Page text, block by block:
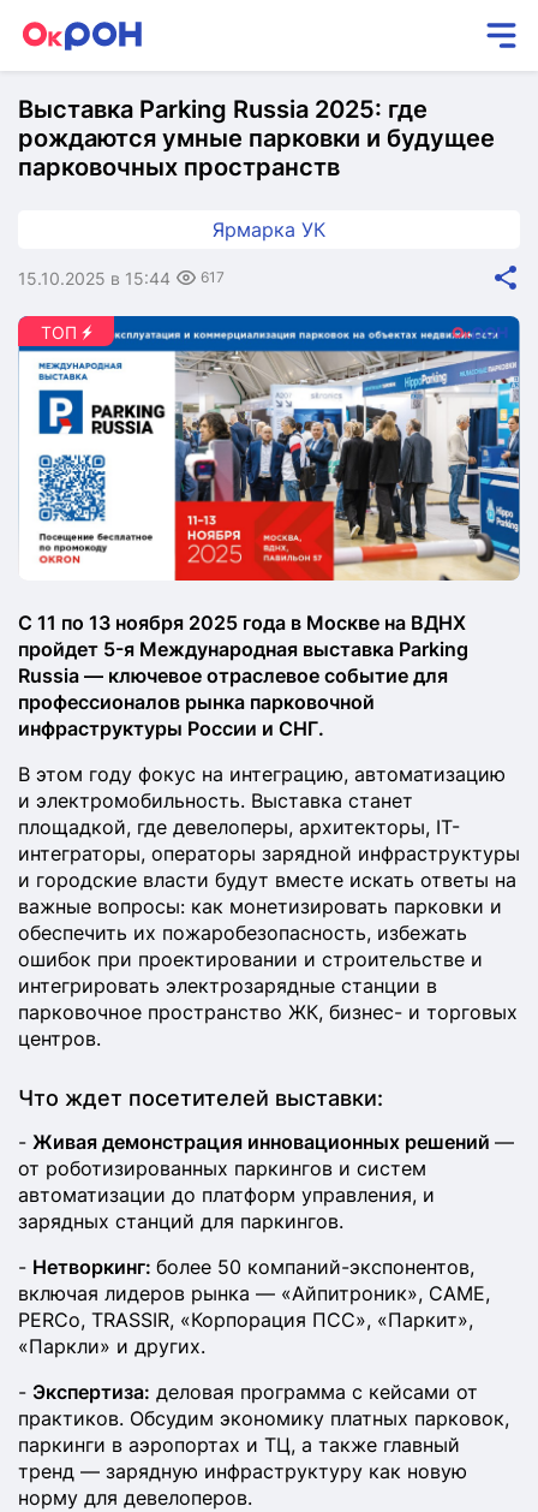
Выставка Parking Russia 2025: где
рождаются умные парковки и будущее
парковочных пространств
Ярмарка УК
15.10.2025 в 15:44 617
С 11 по 13 ноября 2025 года в Москве на ВДНХ
пройдет 5-я Международная выставка Parking
Russia — ключевое отраслевое событие для
профессионалов рынка парковочной
инфраструктуры России и СНГ.
В этом году фокус на интеграцию, автоматизацию
и электромобильность. Выставка станет
площадкой, где девелоперы, архитекторы, IT-
интеграторы, операторы зарядной инфраструктуры
и городские власти будут вместе искать ответы на
важные вопросы: как монетизировать парковки и
обеспечить их пожаробезопасность, избежать
ошибок при проектировании и строительстве и
интегрировать электрозарядные станции в
парковочное пространство ЖК, бизнес- и торговых
центров.
Что ждет посетителей выставки:
- Живая демонстрация инновационных решений —
от роботизированных паркингов и систем
автоматизации до платформ управления, и
зарядных станций для паркингов.
- Нетворкинг: более 50 компаний-экспонентов,
включая лидеров рынка — «Айпитроник», САМЕ,
PERCo, TRASSIR, «Корпорация ПСС», «Паркит»,
«Паркли» и других.
- Экспертиза: деловая программа с кейсами от
практиков. Обсудим экономику платных парковок,
паркинги в аэропортах и ТЦ, а также главный
тренд — зарядную инфраструктуру как новую
норму для девелоперов.